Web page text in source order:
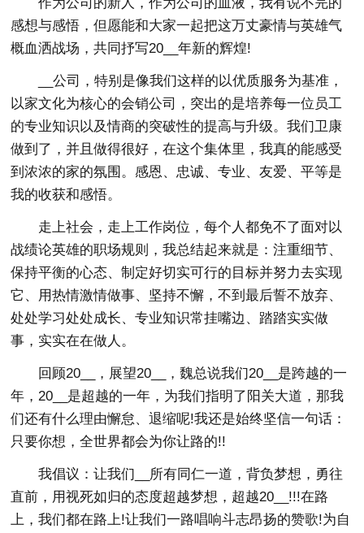
感想与感悟，但愿能和大家一起把这万丈豪情与英雄气
概血洒战场，共同抒写20__年新的辉煌!
__公司，特别是像我们这样的以优质服务为基准，
以家文化为核心的会销公司，突出的是培养每一位员工
的专业知识以及情商的突破性的提高与升级。我们卫康
做到了，并且做得很好，在这个集体里，我真的能感受
到浓浓的家的氛围。感恩、忠诚、专业、友爱、平等是
我的收获和感悟。
走上社会，走上工作岗位，每个人都免不了面对以
战绩论英雄的职场规则，我总结起来就是：注重细节、
保持平衡的心态、制定好切实可行的目标并努力去实现
它、用热情激情做事、坚持不懈，不到最后誓不放弃、
处处学习处处成长、专业知识常挂嘴边、踏踏实实做
事，实实在在做人。
回顾20__，展望20__，魏总说我们20__是跨越的一
年，20__是超越的一年，为我们指明了阳关大道，那我
们还有什么理由懈怠、退缩呢!我还是始终坚信一句话：
只要你想，全世界都会为你让路的!!
我倡议：让我们__所有同仁一道，背负梦想，勇往
直前，用视死如归的态度超越梦想，超越20__!!!在路
上，我们都在路上!让我们一路唱响斗志昂扬的赞歌!为自